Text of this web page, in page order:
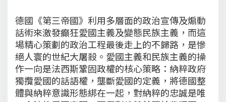
德國《第三帝國》利用多層面的政治宣傳及煽動
話術來激發癲狂愛國主義及變態民族主義，而這
場精心策劃的政治工程最後走上的不歸路，是慘
絕人寰的世紀大屠殺。愛國主義和民族主義的操
作一向是法西斯鞏固政權的核心策略：納粹政府
獨攬愛國的話語權，壟斷愛國的定義，將德國整
體與納粹意識形態綁在一起，對納粹的忠誠是唯